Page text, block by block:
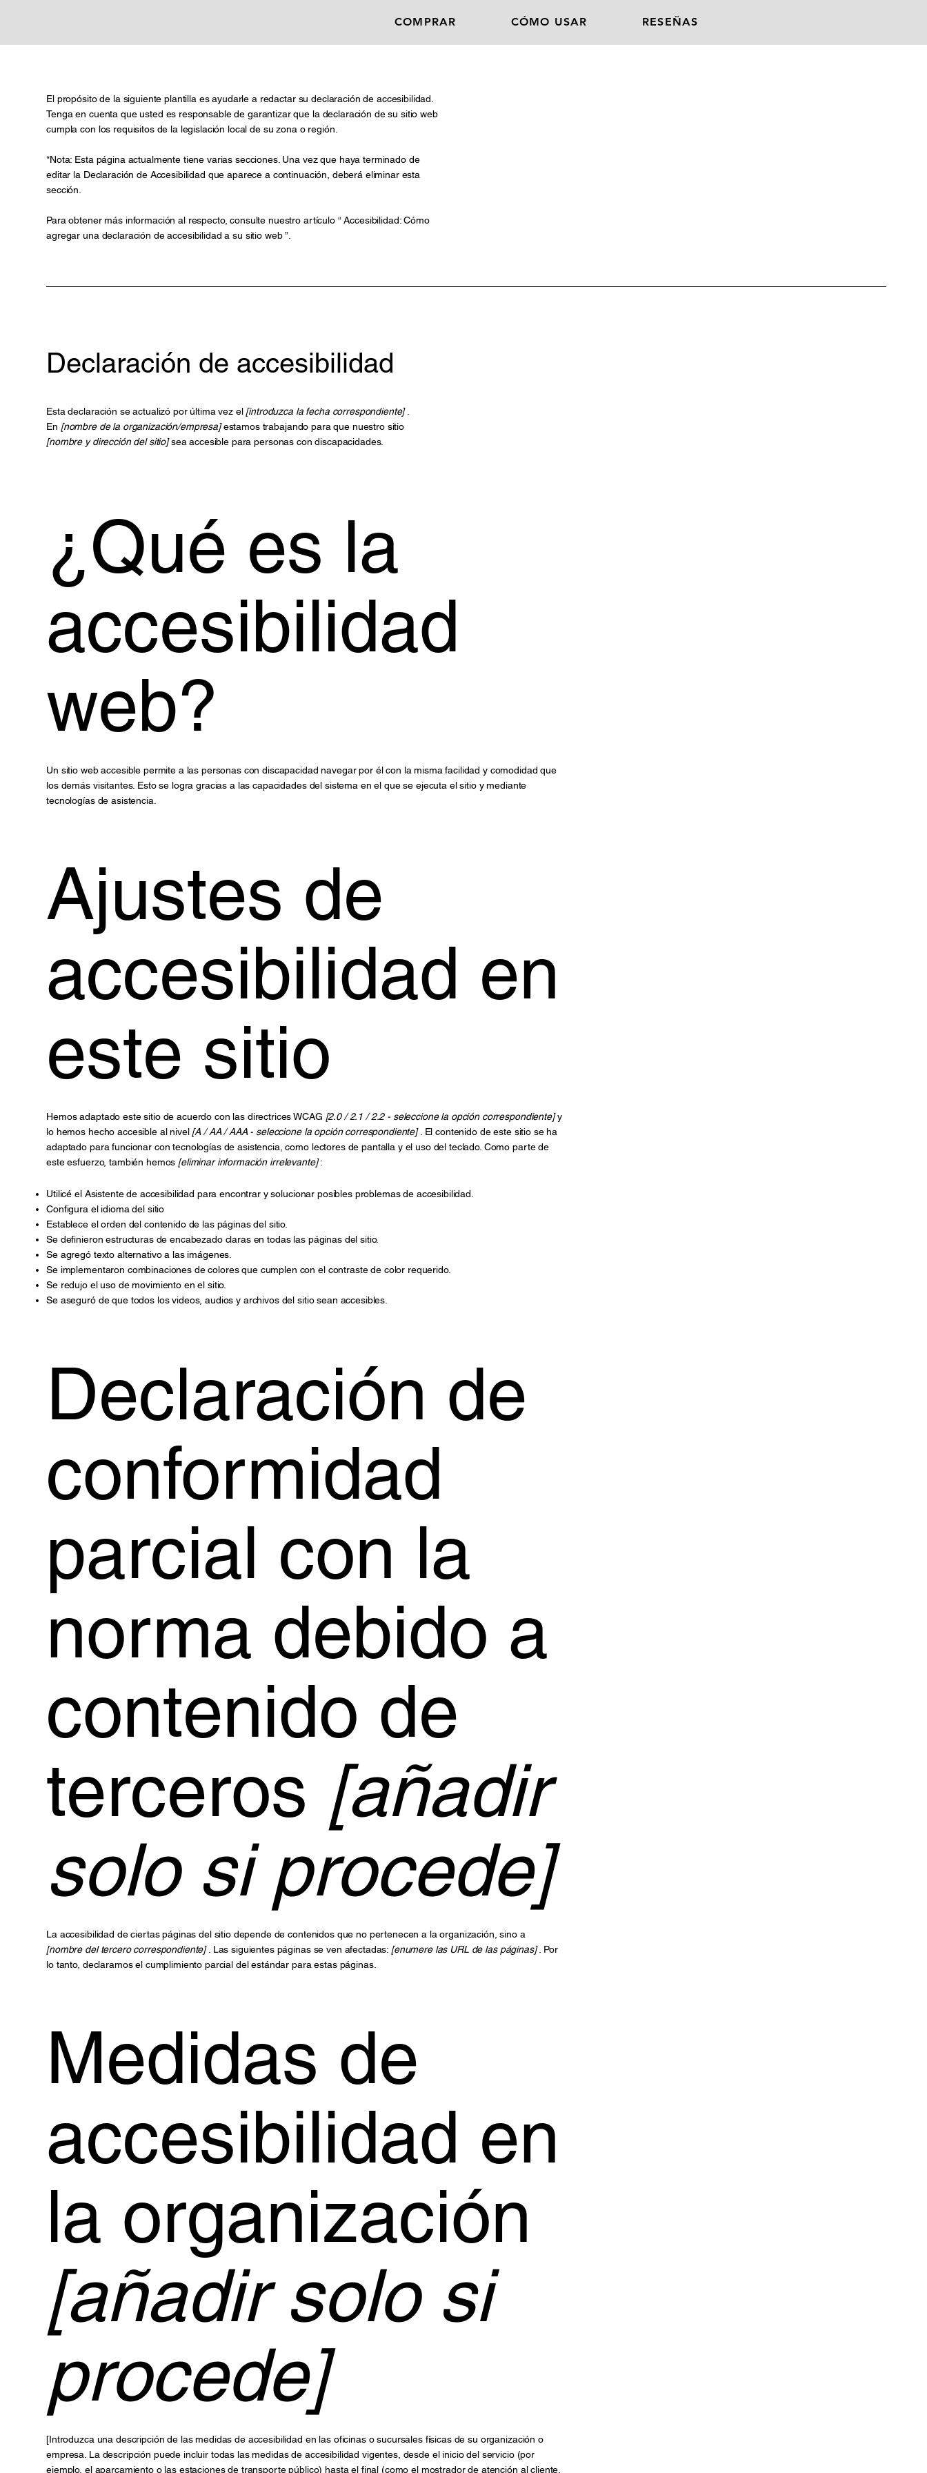
COMPRAR CÓMO USAR RESEÑAS
Declaración de accesibilidad
Esta declaración se actualizó por última vez el [introduzca la fecha correspondiente].
En [nombre de la organización/empresa]estamos trabajando para que nuestro sitio
[nombre y dirección del sitio]sea accesible para personas con discapacidades.
¿Qué es la
accesibilidad
web?
Un sitio web accesible permite a las personas con discapacidad navegar por él con la misma facilidad y comodidad que
los demás visitantes. Esto se logra gracias a las capacidades del sistema en el que se ejecuta el sitio y mediante
tecnologías de asistencia.
Ajustes de
accesibilidad en
este sitio
Hemos adaptado este sitio de acuerdo con las directrices WCAG [2.0 / 2.1 / 2.2 - seleccione la opción correspondiente]y
lo hemos hecho accesible al nivel [A / AA / AAA - seleccione la opción correspondiente]. El contenido de este sitio se ha
adaptado para funcionar con tecnologías de asistencia, como lectores de pantalla y el uso del teclado. Como parte de
este esfuerzo, también hemos [eliminar información irrelevante]:
Utilicé el Asistente de accesibilidad para encontrar y solucionar posibles problemas de accesibilidad.
Configura el idioma del sitio
Establece el orden del contenido de las páginas del sitio.
Se definieron estructuras de encabezado claras en todas las páginas del sitio.
Se agregó texto alternativo a las imágenes.
Se implementaron combinaciones de colores que cumplen con el contraste de color requerido.
Se redujo el uso de movimiento en el sitio.
Se aseguró de que todos los videos, audios y archivos del sitio sean accesibles.
Declaración de
conformidad
parcial con la
norma debido a
contenido de
terceros [añadir
solo si procede]
La accesibilidad de ciertas páginas del sitio depende de contenidos que no pertenecen a la organización, sino a
[nombre del tercero correspondiente]. Las siguientes páginas se ven afectadas: [enumere las URL de las páginas]. Por
lo tanto, declaramos el cumplimiento parcial del estándar para estas páginas.
Medidas de
accesibilidad en
la organización
[añadir solo si
procede]
[Introduzca una descripción de las medidas de accesibilidad en las oficinas o sucursales físicas de su organización o
empresa. La descripción puede incluir todas las medidas de accesibilidad vigentes, desde el inicio del servicio (por
ejemplo, el aparcamiento o las estaciones de transporte público) hasta el final (como el mostrador de atención al cliente,
El propósito de la siguiente plantilla es ayudarle a redactar su declaración de accesibilidad.
Tenga en cuenta que usted es responsable de garantizar que la declaración de su sitio web
cumpla con los requisitos de la legislación local de su zona o región.
*Nota: Esta página actualmente tiene varias secciones. Una vez que haya terminado de
editar la Declaración de Accesibilidad que aparece a continuación, deberá eliminar esta
sección.
Para obtener más información al respecto, consulte nuestro artículo “Accesibilidad: Cómo
agregar una declaración de accesibilidad a su sitio web”.